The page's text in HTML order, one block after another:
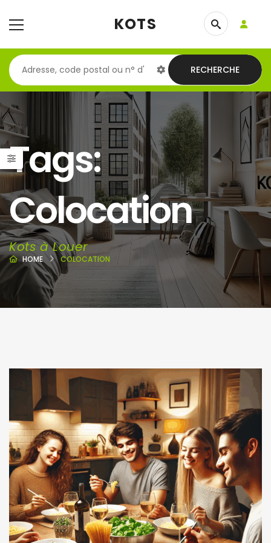
KOTS
RECHERCHE
Tags:
Colocation
Kots à Louer
HOME COLOCATION